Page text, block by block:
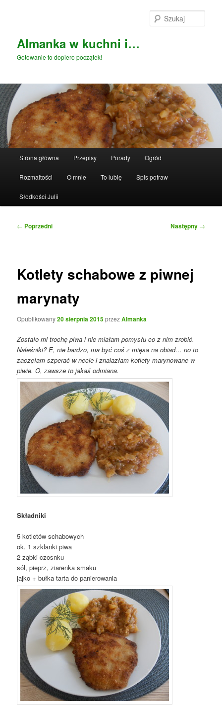
Almanka w kuchni i…
Gotowanie to dopiero początek!
Strona główna Przepisy Porady Ogród
Rozmaitości O mnie To lubię Spis potraw
Słodkości Julii
Nawigacja
← Poprzedni Następny →
Kotlety schabowe z piwnej
marynaty
Opublikowany20 sierpnia 2015przezAlmanka
Zostało mi trochę piwa i nie miałam pomysłu co z nim zrobić.
Naleśniki? E, nie bardzo, ma być coś z mięsa na obiad… no to
zaczęłam szperać w necie i znalazłam kotlety marynowane w
piwie. O, zawsze to jakaś odmiana.
Składniki
5 kotletów schabowych
ok. 1 szklanki piwa
2 ząbki czosnku
sól, pieprz, ziarenka smaku
jajko + bułka tarta do panierowania